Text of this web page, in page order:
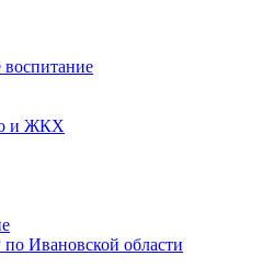
воспитание
и ЖКХ
Ивановской области